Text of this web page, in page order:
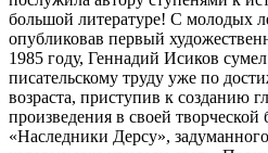
большой литературе! С молодых
опубликовав первый
1985 году, Геннадий Исиков
писательскому труду уже по
возраста, приступив к созданию
произведения в своей
«Наследники Дерсу»,